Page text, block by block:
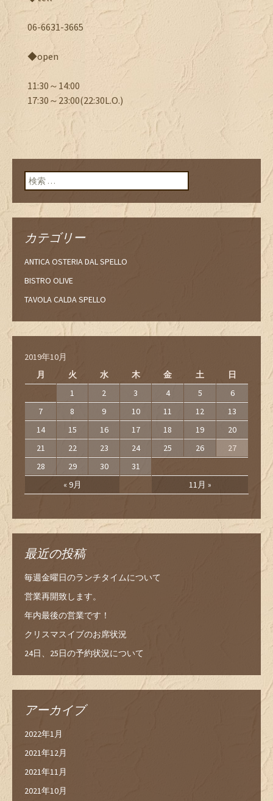
06-6631-3665
◆open
11:30～14:00
17:30～23:00(22:30L.O.)
検索:
カテゴリー
ANTICA OSTERIA DAL SPELLO
BISTRO OLIVE
TAVOLA CALDA SPELLO
2019年10月
月
火 水 木 金 土 日
« 9月 11月 »
1 2 3 4 5
6
7
8 9 10 11 12
13
14
15 16 17 18 19
20
21
22 23 24 25 26
27
28
29 30 31
最近の投稿
毎週金曜日のランチタイムについて
営業再開致します。
年内最後の営業です！
クリスマスイブのお席状況
24日、25日の予約状況について
アーカイブ
2022年1月
2021年12月
2021年11月
2021年10月